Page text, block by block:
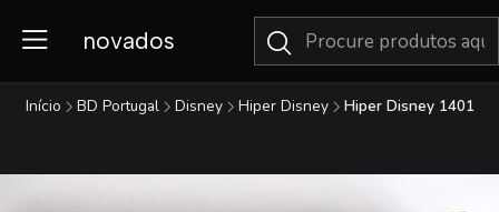
novados
Início BD Portugal Disney Hiper Disney Hiper Disney 1401